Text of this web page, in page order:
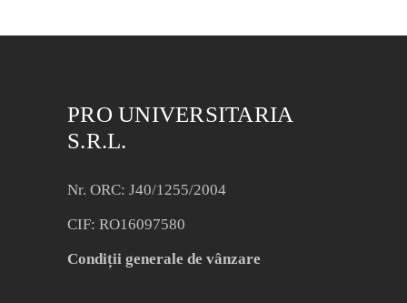
PRO UNIVERSITARIA
S.R.L.
Nr. ORC: J40/1255/2004
CIF: RO16097580
Condiții generale de vânzare